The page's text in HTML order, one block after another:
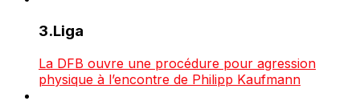
3.Liga
La DFB ouvre une procédure pour agression
physique à l’encontre de Philipp Kaufmann